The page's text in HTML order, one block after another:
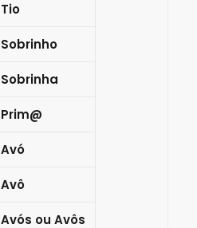
Tio
Sobrinho
Sobrinha
Prim@
Avó
Avô
Avós ou Avôs